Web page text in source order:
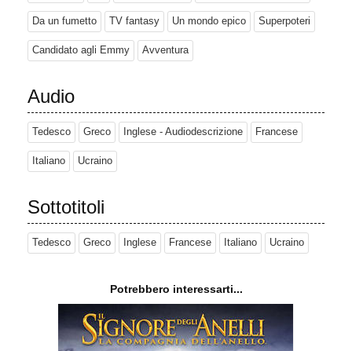
Da un fumetto TV fantasy Un mondo epico Superpoteri
Candidato agli Emmy Avventura
Audio
Tedesco Greco Inglese - Audiodescrizione Francese
Italiano Ucraino
Sottotitoli
Tedesco Greco Inglese Francese Italiano Ucraino
Potrebbero interessarti...